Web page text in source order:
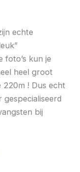
echte
foto’s kun je
heel groot
220m ! Dus echt
gespecialiseerd
bij